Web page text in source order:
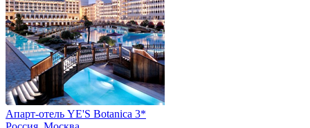
Апарт-отель YE'S Botanica 3*